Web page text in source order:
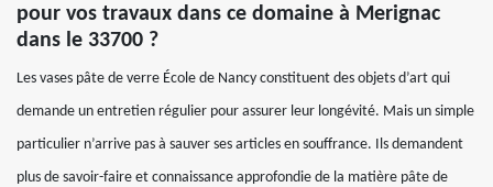
pour vos travaux dans ce domaine à Merignac
dans le 33700 ?
Les vases pâte de verre École de Nancy constituent des objets d’art qui
demande un entretien régulier pour assurer leur longévité. Mais un simple
particulier n’arrive pas à sauver ses articles en souffrance. Ils demandent
plus de savoir-faire et connaissance approfondie de la matière pâte de